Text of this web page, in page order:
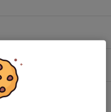
avgjordes i helgen